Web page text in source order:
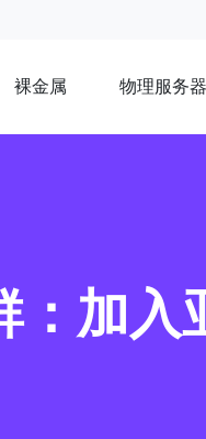
裸金属 物理服务器
：加